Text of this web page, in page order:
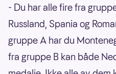
- Du har alle fire fra
Russland, Spania og
gruppe A har du
fra gruppe B kan både